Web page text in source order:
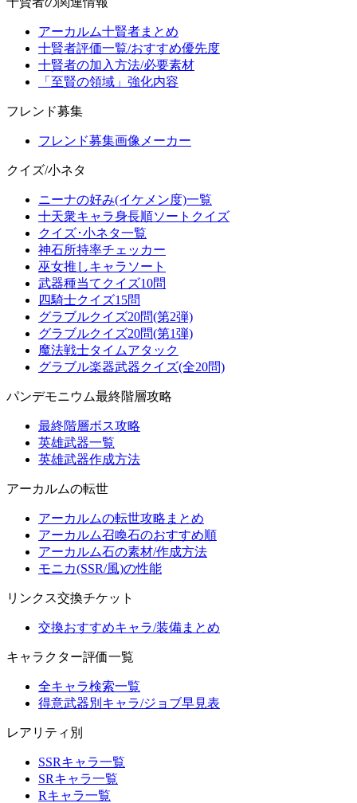
アーカルム十賢者まとめ
十賢者評価一覧/おすすめ優先度
十賢者の加入方法/必要素材
「至賢の領域」強化内容
フレンド募集
フレンド募集画像メーカー
クイズ/小ネタ
ニーナの好み(イケメン度)一覧
十天衆キャラ身長順ソートクイズ
クイズ･小ネタ一覧
神石所持率チェッカー
巫女推しキャラソート
武器種当てクイズ10問
四騎士クイズ15問
グラブルクイズ20問(第2弾)
グラブルクイズ20問(第1弾)
魔法戦士タイムアタック
グラブル楽器武器クイズ(全20問)
パンデモニウム最終階層攻略
最終階層ボス攻略
英雄武器一覧
英雄武器作成方法
アーカルムの転世
アーカルムの転世攻略まとめ
アーカルム召喚石のおすすめ順
アーカルム石の素材/作成方法
モニカ(SSR/風)の性能
リンクス交換チケット
交換おすすめキャラ/装備まとめ
キャラクター評価一覧
全キャラ検索一覧
得意武器別キャラ/ジョブ早見表
レアリティ別
SSRキャラ一覧
SRキャラ一覧
Rキャラ一覧